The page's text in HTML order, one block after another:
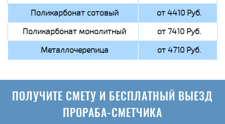
Поликарбонат сотовый
от 4410 Руб.
Поликарбонат монолитный
от 7410 Руб.
Металлочерепица
от 4710 Руб.
ПОЛУЧИТЕ СМЕТУ И БЕСПЛАТНЫЙ ВЫЕЗД
ПРОРАБА-СМЕТЧИКА